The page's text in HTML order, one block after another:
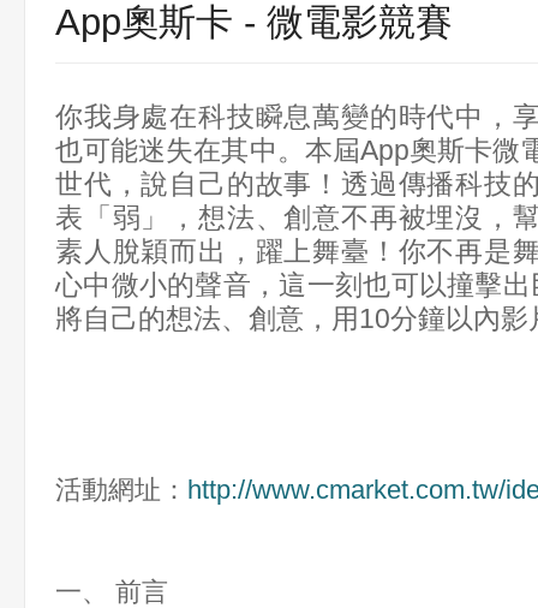
App奧斯卡 - 微電影競賽
你我身處在科技瞬息萬變的時代中，
也可能迷失在其中。本屆App奧斯卡微
世代，說自己的故事！透過傳播科技
表「弱」，想法、創意不再被埋沒，
素人脫穎而出，躍上舞臺！你不再是
心中微小的聲音，這一刻也可以撞擊
將自己的想法、創意，用10分鐘以內影
活動網址： http://www.cmarket.com.tw/
一、 前言